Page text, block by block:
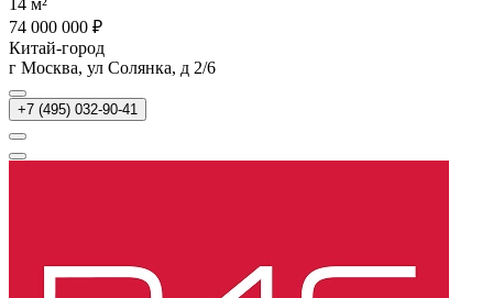
74 000 000 ₽
Китай-город
г Москва, ул Солянка, д 2/6
+7 (495) 032-90-41